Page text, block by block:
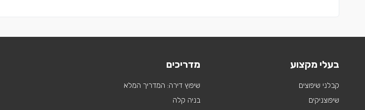
בעלי מקצוע
קבלני שיפוצים
שיפוצניקים
מדריכים
שיפוץ דירה: המדריך המלא
בניה קלה